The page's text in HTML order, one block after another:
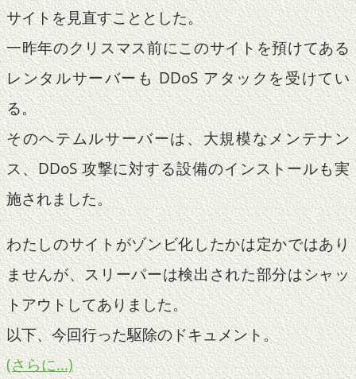
サイトを見直すこととした。
一昨年のクリスマス前にこのサイトを預けてある
レンタルサーバーも DDoS アタックを受けてい
る。
そのヘテムルサーバーは、大規模なメンテナン
ス、DDoS 攻撃に対する設備のインストールも実
施されました。
わたしのサイトがゾンビ化したかは定かではあり
ませんが、スリーパーは検出された部分はシャッ
トアウトしてありました。
以下、今回行った駆除のドキュメント。
(さらに…)